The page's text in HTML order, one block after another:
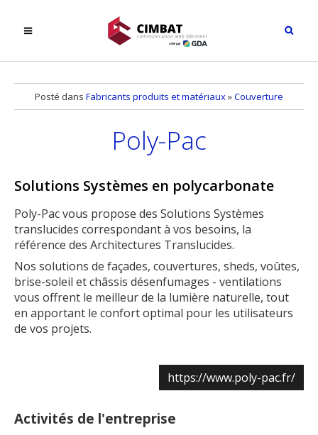
Posté dans Fabricants produits et matériaux»Couverture
Poly-Pac
Solutions Systèmes en polycarbonate
Poly-Pac vous propose des Solutions Systèmes
translucides correspondant à vos besoins, la
référence des Architectures Translucides.
Nos solutions de façades, couvertures, sheds, voûtes,
brise-soleil et châssis désenfumages - ventilations
vous offrent le meilleur de la lumière naturelle, tout
en apportant le confort optimal pour les utilisateurs
de vos projets.
https://www.poly-pac.fr/
Activités de l'entreprise